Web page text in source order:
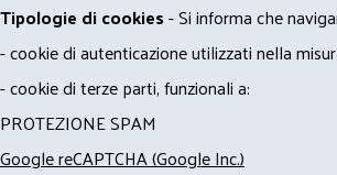
Tipologie di cookies- Si informa che
- cookie di autenticazione utilizzati nella
- cookie di terze parti, funzionali a:
PROTEZIONE SPAM
Google reCAPTCHA (Google Inc.)